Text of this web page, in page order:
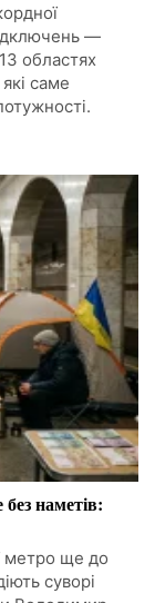
—
областях
саме
наметів:
метро ще до
суворі